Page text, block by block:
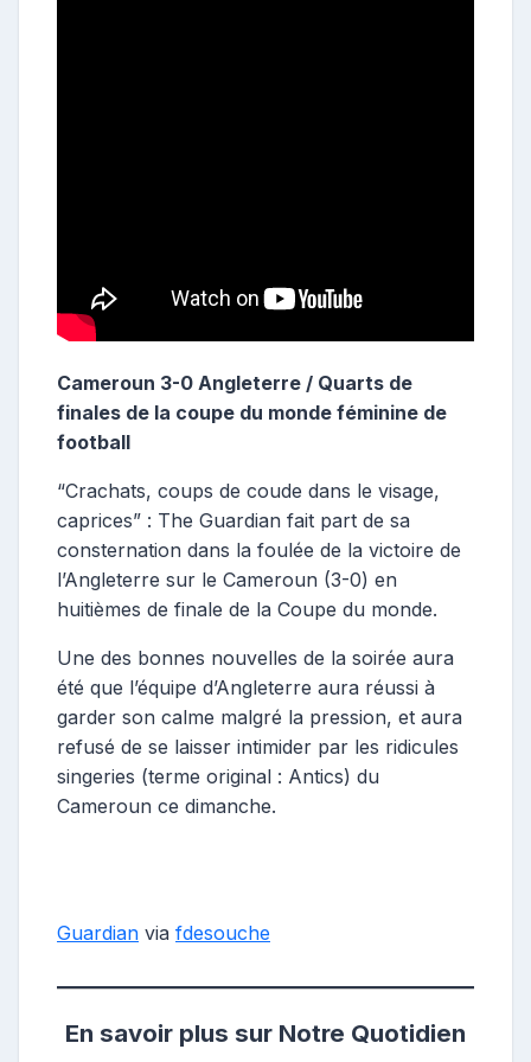
Cameroun 3-0 Angleterre / Quarts de
finales de la coupe du monde féminine de
football
“Crachats, coups de coude dans le visage,
caprices” : The Guardian fait part de sa
consternation dans la foulée de la victoire de
l’Angleterre sur le Cameroun (3-0) en
huitièmes de finale de la Coupe du monde.
Une des bonnes nouvelles de la soirée aura
été que l’équipe d’Angleterre aura réussi à
garder son calme malgré la pression, et aura
refusé de se laisser intimider par les ridicules
singeries (terme original : Antics) du
Cameroun ce dimanche.
Guardian via fdesouche
En savoir plus sur Notre Quotidien